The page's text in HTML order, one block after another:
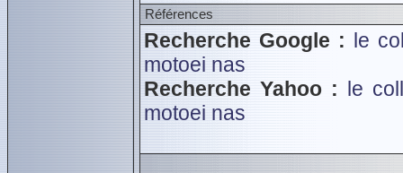
Références
Recherche Google : le
motoei nas
Recherche Yahoo : le
motoei nas